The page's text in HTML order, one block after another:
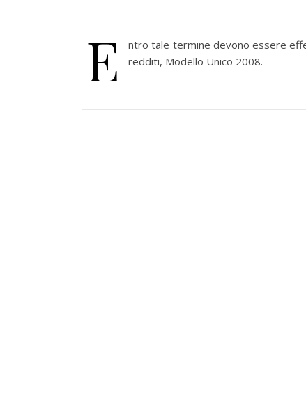
E
ntro tale termine devono essere
redditi, Modello Unico 2008.